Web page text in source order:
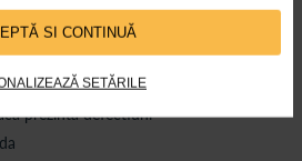
SI CONTINUĂ
SETĂRILE
de reglare si fixare
prezinta defectiuni